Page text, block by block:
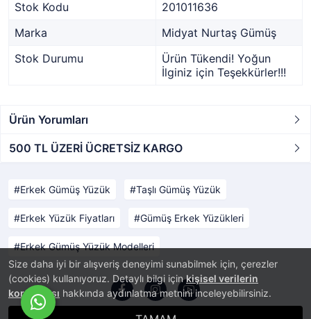
Size daha iyi bir alışveriş deneyimi sunabilmek için, çerezler
(cookies) kullanıyoruz. Detaylı bilgi içinkişisel verilerin
korunması hakkında aydınlatma metnini inceleyebilirsiniz.
Stok Kodu
201011636
Marka
Midyat Nurtaş Gümüş
Stok Durumu
Ürün Tükendi! Yoğun
İlginiz için Teşekkürler!!!
Ürün Yorumları
500 TL ÜZERİ ÜCRETSİZ KARGO
Erkek Gümüş Yüzük Taşlı Gümüş Yüzük
Erkek Yüzük Fiyatları Gümüş Erkek Yüzükleri
Erkek Gümüş Yüzük Modelleri